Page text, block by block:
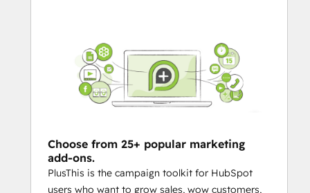
Choose from 25+ popular marketing
add-ons.
PlusThis is the campaign toolkit for HubSpot
users who want to grow sales, wow customers,